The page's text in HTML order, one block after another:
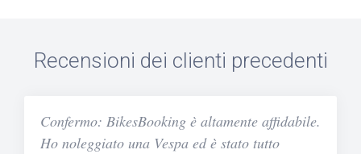
Recensioni dei clienti precedenti
Confermo: BikesBooking è altamente affidabile.
Ho noleggiato una Vespa ed è stato tutto